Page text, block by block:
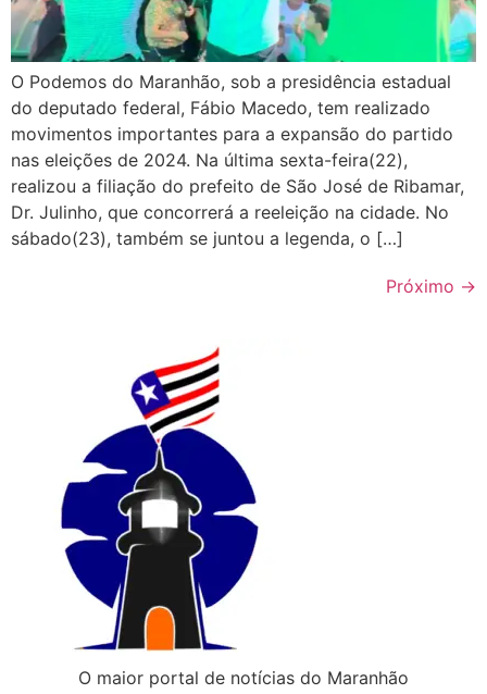
O Podemos do Maranhão, sob a presidência estadual
do deputado federal, Fábio Macedo, tem realizado
movimentos importantes para a expansão do partido
nas eleições de 2024. Na última sexta-feira(22),
realizou a filiação do prefeito de São José de Ribamar,
Dr. Julinho, que concorrerá a reeleição na cidade. No
sábado(23), também se juntou a legenda, o […]
Próximo →
O maior portal de notícias do Maranhão